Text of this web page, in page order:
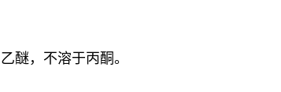
醚，不溶于丙酮。